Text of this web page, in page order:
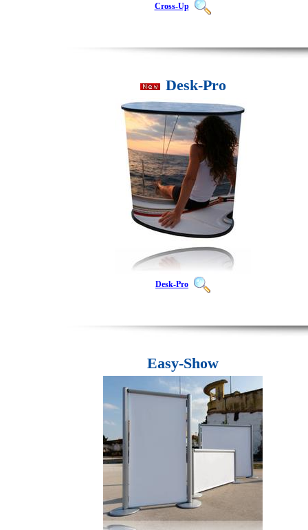
Cross-Up
Desk-Pro
Desk-Pro
Easy-Show